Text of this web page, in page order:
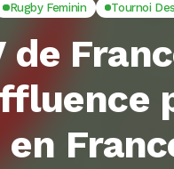
Rugby Feminin Tournoi
de